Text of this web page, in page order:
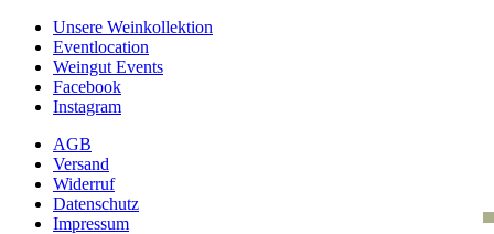
Unsere Weinkollektion
Eventlocation
Weingut Events
Facebook
Instagram
AGB
Versand
Widerruf
Datenschutz
Impressum